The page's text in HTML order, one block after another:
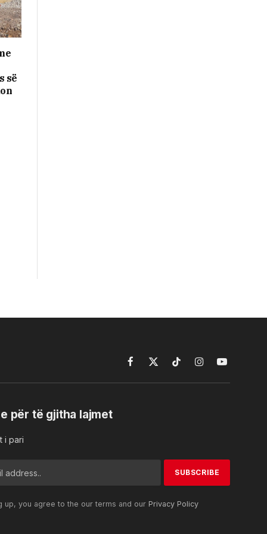
së
Facebook
X
TikTokInstagramYouTube
për të gjitha lajmet
i pari
up, you agree to the our terms and our Privacy Policy